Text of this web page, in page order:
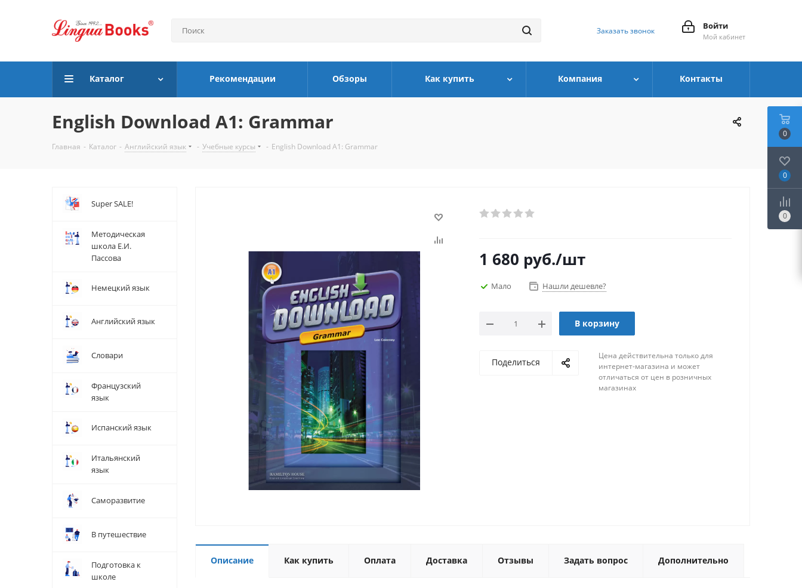
Войти
Мой кабинет
Заказать звонок
Каталог Рекомендации Обзоры Как купить Компания Контакты
English Download A1: Grammar
Главная - Каталог - Английский язык - Учебные курсы - English Download A1: Grammar
1 680 руб./шт
Мало Нашли дешевле?
В корзину
Поделиться
Цена действительна только для
интернет-магазина и может
отличаться от цен в розничных
магазинах
Описание Как купить Оплата Доставка Отзывы Задать вопрос Дополнительно
Super SALE!
Методическая
школа Е.И.
Пассова
Немецкий язык
Английский язык
Словари
Французский
язык
Испанский язык
Итальянский
язык
Саморазвитие
В путешествие
Подготовка к
школе
0
0
0